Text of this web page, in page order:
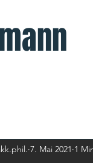
7. Mai 2021 1